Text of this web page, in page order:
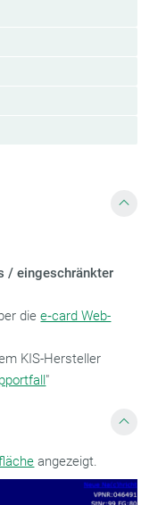
/ eingeschränkter
diee‑card Web-
KIS-Hersteller
"
angezeigt.